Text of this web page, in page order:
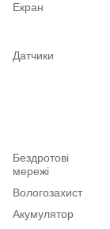
Екран
Датчики
Бездротові
мережі
Вологозахист
Акумулятор